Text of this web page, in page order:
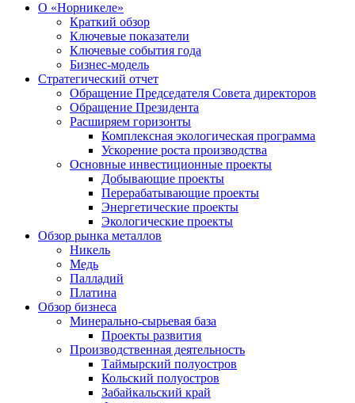
О «Норникеле»
Краткий обзор
Ключевые показатели
Ключевые события года
Бизнес-модель
Стратегический отчет
Обращение Председателя Совета директоров
Обращение Президента
Расширяем горизонты
Комплексная экологическая программа
Ускорение роста производства
Основные инвестиционные проекты
Добывающие проекты
Перерабатывающие проекты
Энергетические проекты
Экологические проекты
Обзор рынка металлов
Никель
Медь
Палладий
Платина
Обзор бизнеса
Минерально-сырьевая база
Проекты развития
Производственная деятельность
Таймырский полуостров
Кольский полуостров
Забайкальский край